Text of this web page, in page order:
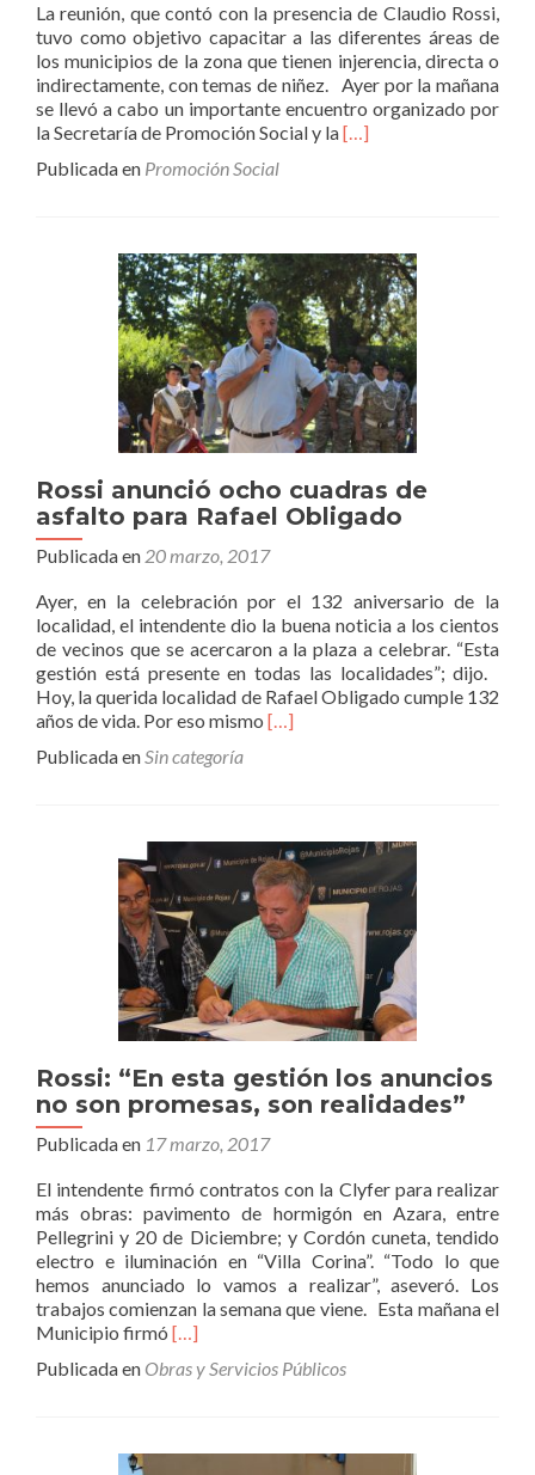
La reunión, que contó con la presencia de Claudio Rossi,
tuvo como objetivo capacitar a las diferentes áreas de
los municipios de la zona que tienen injerencia, directa o
indirectamente, con temas de niñez. Ayer por la mañana
se llevó a cabo un importante encuentro organizado por
la Secretaría de Promoción Social y laLeer
encabezó
encuentro
regional
[…]
Publicada en Promoción Social
Rossi anunció ocho cuadras de
asfalto para Rafael Obligado
Publicada en 20 marzo, 2017
Ayer, en la celebración por el 132 aniversario de la
localidad, el intendente dio la buena noticia a los cientos
de vecinos que se acercaron a la plaza a celebrar. “Esta
gestión está presente en todas las localidades”; dijo.
Hoy, la querida localidad de Rafael Obligado cumple 132
años de vida. Por eso mismo Leer
de
asfalto
para
Rafael
Obligado
[…]
Publicada enSin categoría
Rossi: “En esta gestión los anuncios
no son promesas, son realidades”
Publicada en 17 marzo, 2017
El intendente firmó contratos con la Clyfer para realizar
más obras: pavimento de hormigón en Azara, entre
Pellegrini y 20 de Diciembre; y Cordón cuneta, tendido
electro e iluminación en “Villa Corina”. “Todo lo que
hemos anunciado lo vamos a realizar”, aseveró. Los
trabajos comienzan la semana que viene. Esta mañana el
Municipio firmó Leer
“En
los
[…]
Publicada en Obras y Servicios Públicos